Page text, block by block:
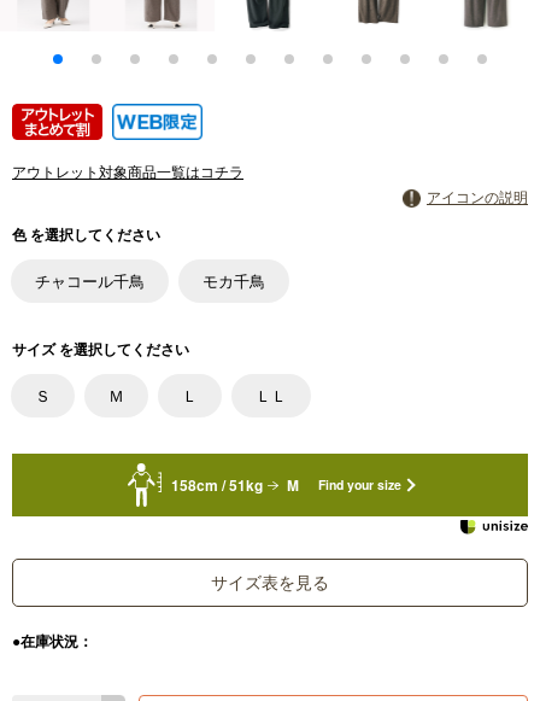
アウトレット対象商品一覧はコチラ
アイコンの説明
色 を選択してください
チャコール千鳥 モカ千鳥
サイズ を選択してください
Ｓ Ｍ Ｌ ＬＬ
158cm / 51kg M Find your size
サイズ表を見る
●在庫状況：